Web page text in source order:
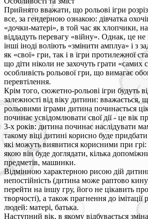
Прийнято вважати, що рольові ігри
все, за гендерною ознакою: дівчатка
«дочки-матері», в той час як хлопчики,
віддадуть перевагу «війну». Однак, це не
інші іноді воліють «змінити амплуа» і з
як «свої» гри, так і в ігри протилежної
що діти ніколи не захочуть грати «самих
особливість рольової гри, що вимагає
перевтілення.
Крім того, сюжетно-рольові ігри будуть
залежності від віку дитини:
рольовими іграми дитина починається
починає усвідомлювати свої дії - це вік
3-х років: дитина починає наслідувати
такому віці дитині корисно буде
які можуть виявитися корисними при
якою він буде доглядати, кілька
предметів, машинки.
Відмінною характерною рисою дій
непостійність (дитина може раптово
перейти на іншу гру, його не цікавить
творчості), а також прагнення до імітації
людей: матері, батька.
Наступний вік, в якому відбувається